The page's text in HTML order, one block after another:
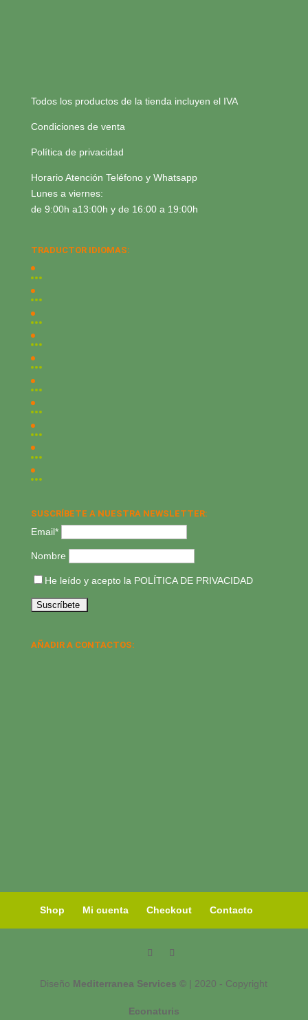
Todos los productos de la tienda incluyen el IVA
Condiciones de venta
Política de privacidad
Horario Atención Teléfono y Whatsapp
Lunes a viernes:
de 9:00h a13:00h y de 16:00 a 19:00h
TRADUCTOR IDIOMAS:
SUSCRÍBETE A NUESTRA NEWSLETTER:
Email*
Nombre
He leído y acepto la POLÍTICA DE PRIVACIDAD
AÑADIR A CONTACTOS:
Shop Mi cuenta Checkout Contacto
Diseño Mediterranea Services © | 2020 - Copyright
Econaturis